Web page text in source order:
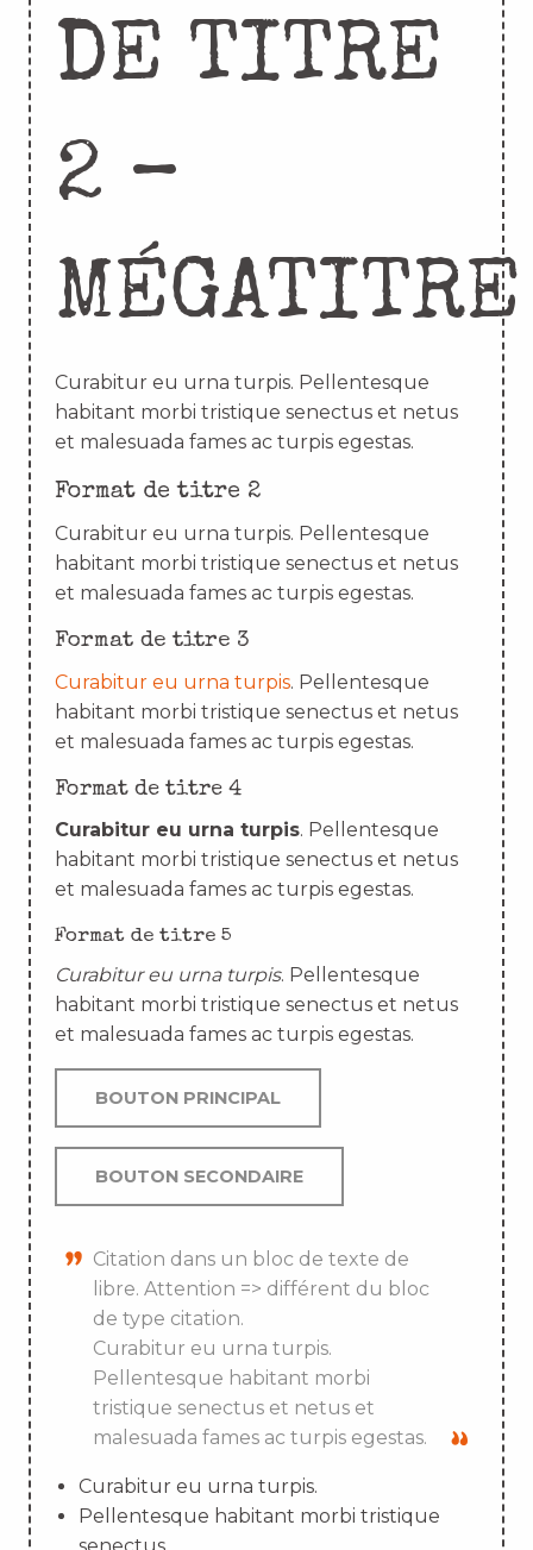
DE TITRE
2 –
MÉGATITRE
Curabitur eu urna turpis. Pellentesque
habitant morbi tristique senectus et netus
et malesuada fames ac turpis egestas.
Format de titre 2
Curabitur eu urna turpis. Pellentesque
habitant morbi tristique senectus et netus
et malesuada fames ac turpis egestas.
Format de titre 3
Curabitur eu urna turpis. Pellentesque
habitant morbi tristique senectus et netus
et malesuada fames ac turpis egestas.
Format de titre 4
Curabitur eu urna turpis. Pellentesque
habitant morbi tristique senectus et netus
et malesuada fames ac turpis egestas.
Format de titre 5
Curabitur eu urna turpis. Pellentesque
habitant morbi tristique senectus et netus
et malesuada fames ac turpis egestas.
BOUTON PRINCIPAL
BOUTON SECONDAIRE
Citation dans un bloc de texte de
libre. Attention => différent du bloc
de type citation.
Curabitur eu urna turpis.
Pellentesque habitant morbi
tristique senectus et netus et
malesuada fames ac turpis egestas.
Curabitur eu urna turpis.
Pellentesque habitant morbi tristique